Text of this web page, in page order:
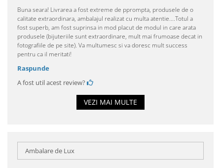
Buna seara! Livrarea a fost extreme de pprompta, produsele de o
calitate extraordinara, ambalajul realizat cu multa atentie....Totul a
fost superb, am fost suprinsa in mod placut de modul in care arata
produsele (bijuteriile sunt extraordinare, mult mai frumoase decat in
fotografiile de pe site). Va multumesc si va doresc mult success
pentru ca il meritati!
Raspunde
A fost util acest review?
VEZI MAI MULTE
Ambalare de Lux